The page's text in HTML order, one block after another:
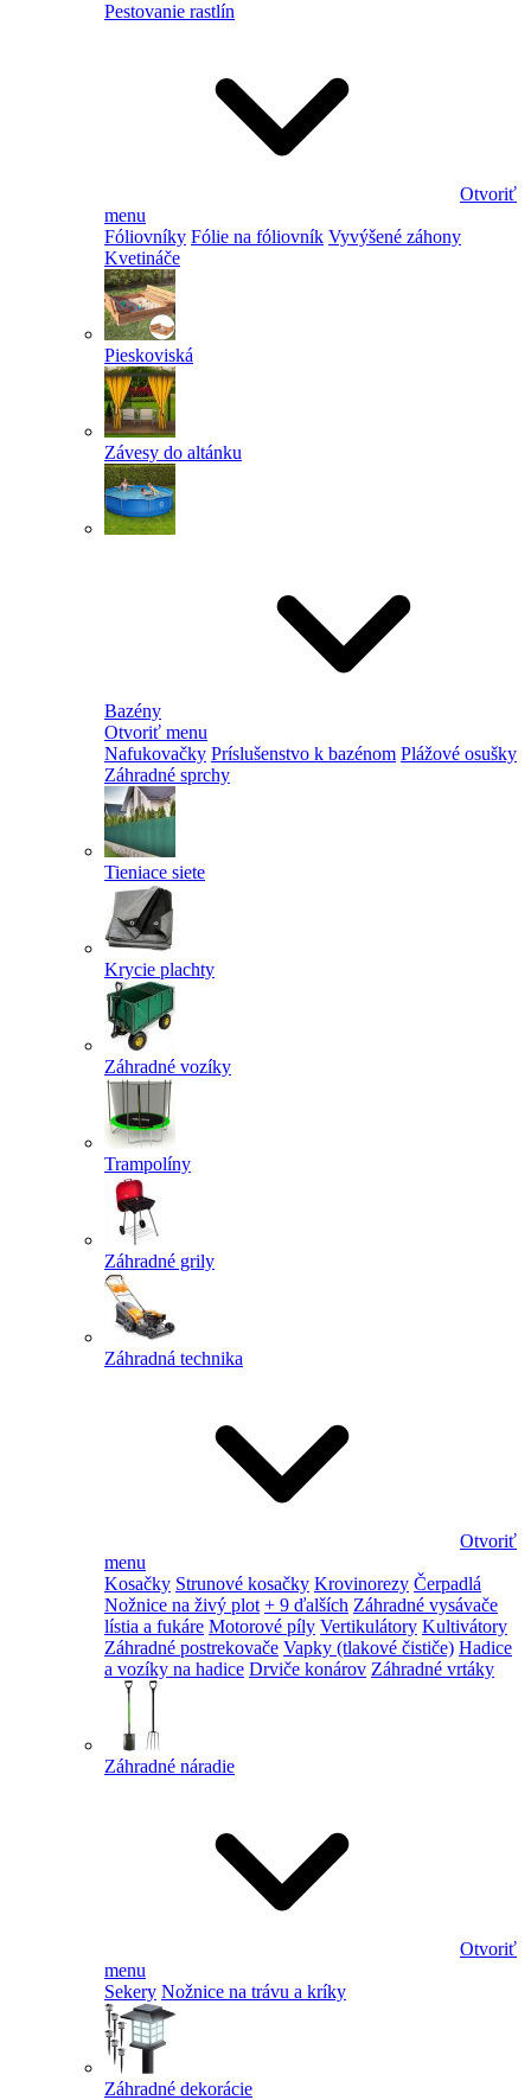
Pestovanie rastlín
Otvoriť
menu
Fóliovníky Fólie na fóliovník Vyvýšené záhony
Kvetináče
Pieskoviská
Závesy do altánku
Bazény
Otvoriť menu
Nafukovačky Príslušenstvo k bazénom Plážové osušky
Záhradné sprchy
Tieniace siete
Krycie plachty
Záhradné vozíky
Trampolíny
Záhradné grily
Záhradná technika
Otvoriť
menu
Kosačky Strunové kosačky Krovinorezy Čerpadlá
Nožnice na živý plot + 9 ďalších Záhradné vysávače
lístia a fukáre Motorové píly Vertikulátory Kultivátory
Záhradné postrekovače Vapky (tlakové čističe) Hadice
a vozíky na hadice Drviče konárov Záhradné vrtáky
Záhradné náradie
Otvoriť
menu
Sekery Nožnice na trávu a kríky
Záhradné dekorácie